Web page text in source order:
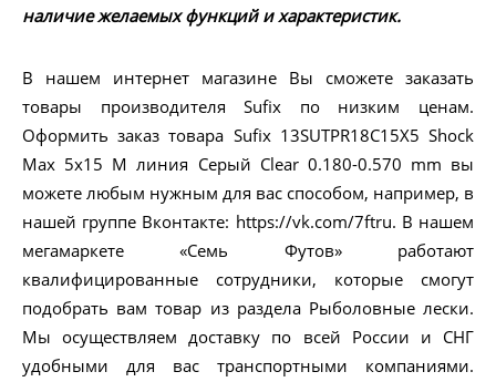
наличие желаемых функций и характеристик.
В нашем интернет магазине Вы сможете заказать
товары производителя Sufix по низким ценам.
Оформить заказ товара Sufix 13SUTPR18C15X5 Shock
Max 5x15 M линия Серый Clear 0.180-0.570 mm вы
можете любым нужным для вас способом, например, в
нашей группе Вконтакте: https://vk.com/7ftru. В нашем
мегамаркете «Семь Футов» работают
квалифицированные сотрудники, которые смогут
подобрать вам товар из раздела Рыболовные лески.
Мы осуществляем доставку по всей России и СНГ
удобными для вас транспортными компаниями.